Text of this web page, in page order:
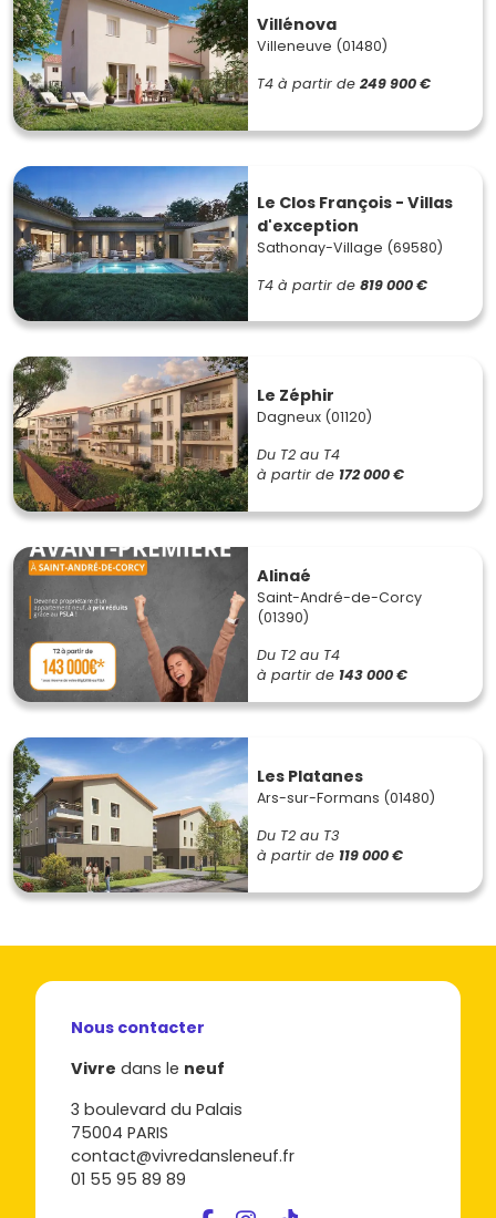
Villénova
Villeneuve (01480)
T4 à partir de 249 900 €
Le Clos François - Villas
d'exception
Sathonay-Village (69580)
T4 à partir de 819 000 €
Le Zéphir
Dagneux (01120)
Du T2 au T4
à partir de 172 000 €
Alinaé
Saint-André-de-Corcy
(01390)
Du T2 au T4
à partir de 143 000 €
Les Platanes
Ars-sur-Formans (01480)
Du T2 au T3
à partir de 119 000 €
Nous contacter
Vivre dans le neuf
3 boulevard du Palais
75004 PARIS
contact@vivredansleneuf.fr
01 55 95 89 89